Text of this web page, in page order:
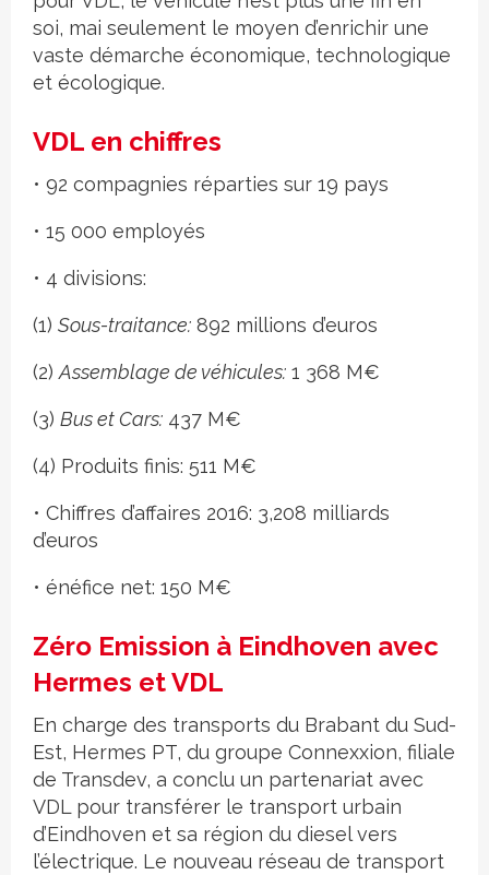
soi, mai seulement le moyen d’enrichir une
vaste démarche économique, technologique
et écologique.
VDL en chiffres
• 92 compagnies réparties sur 19 pays
• 15 000 employés
• 4 divisions:
(1) Sous-traitance: 892 millions d’euros
(2) Assemblage de véhicules: 1 368 M€
(3) Bus et Cars: 437 M€
(4) Produits finis: 511 M€
• Chiffres d’affaires 2016: 3,208 milliards
d’euros
• énéfice net: 150 M€
Zéro Emission à Eindhoven avec
Hermes et VDL
En charge des transports du Brabant du Sud-
Est, Hermes PT, du groupe Connexxion, filiale
de Transdev, a conclu un partenariat avec
VDL pour transférer le transport urbain
d’Eindhoven et sa région du diesel vers
l’électrique. Le nouveau réseau de transport